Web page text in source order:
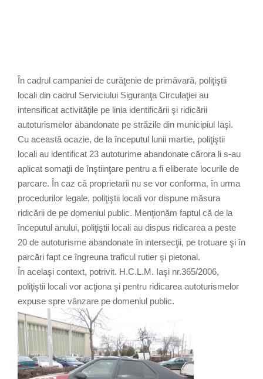
În cadrul campaniei de curăţenie de primăvară, poliţiştii
locali din cadrul Serviciului Siguranţa Circulaţiei au
intensificat activităţile pe linia identificării şi ridicării
autoturismelor abandonate pe străzile din municipiul Iaşi.
Cu această ocazie, de la începutul lunii martie, poliţiştii
locali au identificat 23 autoturime abandonate cărora li s-au
aplicat somaţii de înştiinţare pentru a fi eliberate locurile de
parcare. În caz că proprietarii nu se vor conforma, în urma
procedurilor legale, poliţiştii locali vor dispune măsura
ridicării de pe domeniul public. Menţionăm faptul că de la
începutul anului, poliţiştii locali au dispus ridicarea a peste
20 de autoturisme abandonate în intersecţii, pe trotuare şi în
parcări fapt ce îngreuna traficul rutier şi pietonal.
În acelaşi context, potrivit. H.C.L.M. Iaşi nr.365/2006,
poliţiştii locali vor acţiona şi pentru ridicarea autoturismelor
expuse spre vânzare pe domeniul public.